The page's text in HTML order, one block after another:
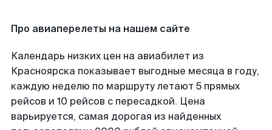
Про авиаперелеты на нашем сайте
Календарь низких цен на авиабилет из
Красноярска показывает выгодные месяца в году,
каждую неделю по маршруту летают 5 прямых
рейсов и 10 рейсов с пересадкой. Цена
варьируется, самая дорогая из найденных